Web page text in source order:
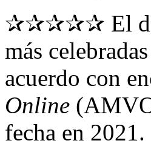
✰✰✰✰✰ El día
más
acuerdo con
Online
fecha en 2021.